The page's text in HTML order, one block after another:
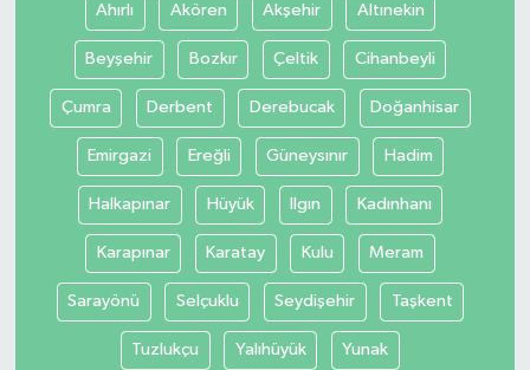
Ahırlı Akören Akşehir Altınekin
Beyşehir Bozkır Çeltik Cihanbeyli
Çumra Derbent Derebucak Doğanhisar
Emirgazi Ereğli Güneysınır Hadim
Halkapınar Hüyük Ilgın Kadınhanı
Karapınar Karatay Kulu Meram
Sarayönü Selçuklu Seydişehir Taşkent
Tuzlukçu Yalıhüyük Yunak